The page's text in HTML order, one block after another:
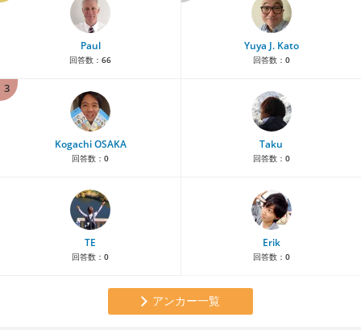
Paul
回答数： 66
Yuya J. Kato
回答数： 0
3
Kogachi OSAKA
回答数： 0
Taku
回答数： 0
TE
回答数： 0
Erik
回答数： 0
アンカー一覧